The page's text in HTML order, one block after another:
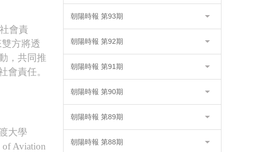
會責
方將透
，共同推
會責任。
大學
Aviation
朝陽時報 第93期
朝陽時報 第92期
朝陽時報 第91期
朝陽時報 第90期
朝陽時報 第89期
朝陽時報 第88期